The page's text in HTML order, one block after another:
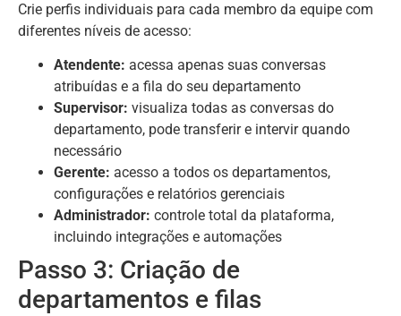
Crie perfis individuais para cada membro da equipe com
diferentes níveis de acesso:
Atendente: acessa apenas suas conversas
atribuídas e a fila do seu departamento
Supervisor: visualiza todas as conversas do
departamento, pode transferir e intervir quando
necessário
Gerente: acesso a todos os departamentos,
configurações e relatórios gerenciais
Administrador: controle total da plataforma,
incluindo integrações e automações
Passo 3: Criação de
departamentos e filas